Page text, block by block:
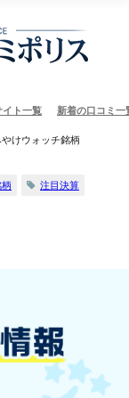
イト一覧 新着の口コミ一
けウォッチ銘柄
注目決算